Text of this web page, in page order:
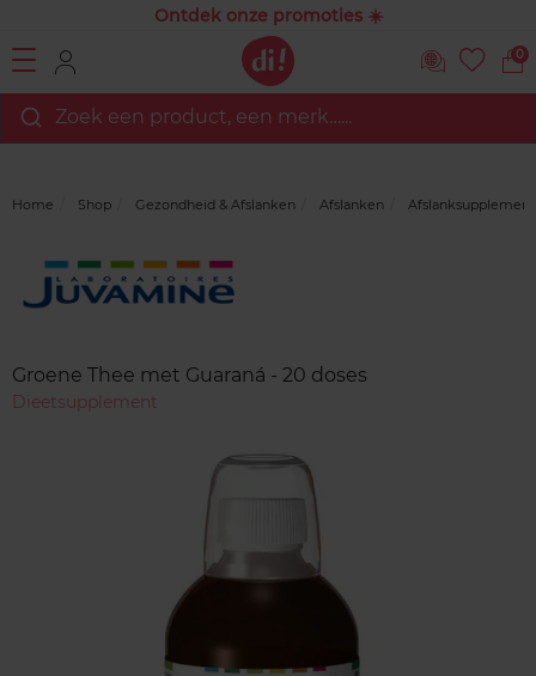
Ontdek onze promoties ☀️
0
Zoek een product, een merk…...
Home Shop Gezondheid & Afslanken Afslanken
Groene Thee met Guaraná - 20 doses
Dieetsupplement